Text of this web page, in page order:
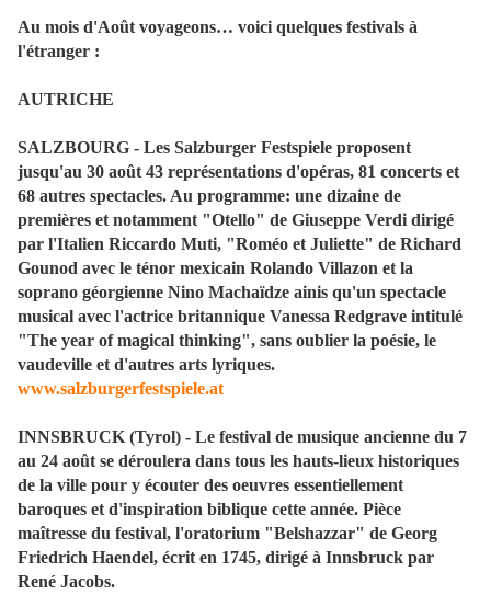
Au mois d'Août voyageons… voici quelques festivals à
l'étranger :
AUTRICHE
SALZBOURG - Les Salzburger Festspiele proposent
jusqu'au 30 août 43 représentations d'opéras, 81 concerts et
68 autres spectacles. Au programme: une dizaine de
premières et notamment "Otello" de Giuseppe Verdi dirigé
par l'Italien Riccardo Muti, "Roméo et Juliette" de Richard
Gounod avec le ténor mexicain Rolando Villazon et la
soprano géorgienne Nino Machaïdze ainis qu'un spectacle
musical avec l'actrice britannique Vanessa Redgrave intitulé
"The year of magical thinking", sans oublier la poésie, le
vaudeville et d'autres arts lyriques.
www.salzburgerfestspiele.at
INNSBRUCK (Tyrol) - Le festival de musique ancienne du 7
au 24 août se déroulera dans tous les hauts-lieux historiques
de la ville pour y écouter des oeuvres essentiellement
baroques et d'inspiration biblique cette année. Pièce
maîtresse du festival, l'oratorium "Belshazzar" de Georg
Friedrich Haendel, écrit en 1745, dirigé à Innsbruck par
René Jacobs.